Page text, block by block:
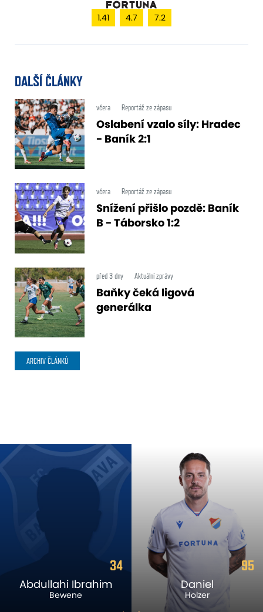
1.41 4.7 7.2
DALŠÍ ČLÁNKY
včera Reportáž ze zápasu
Oslabení vzalo síly: Hradec
- Baník 2:1
včera Reportáž ze zápasu
Snížení přišlo pozdě: Baník
B - Táborsko 1:2
před 3 dny Aktuální zprávy
Baňky čeká ligová
generálka
ARCHIV ČLÁNKŮ
34
Abdullahi Ibrahim
Bewene
95
Daniel
Holzer